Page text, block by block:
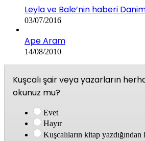
Leyla ve Bale’nin haberi
03/07/2016
Ape Aram
14/08/2010
Kuşcalı şair veya yazarların
okunuz mu?
Evet
Hayır
Kuşcalıların kitap